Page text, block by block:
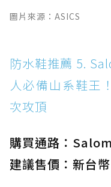
圖片來源：ASICS
防水鞋推薦 5.
人必備山系鞋王
次攻頂
購買通路：
建議售價：新台